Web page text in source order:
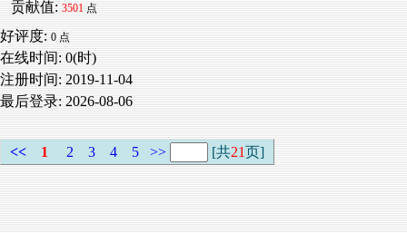
贡献值: 3501 点
好评度: 0 点
在线时间: 0(时)
注册时间: 2019-11-04
最后登录: 2026-08-06
<< 1 2 3 4 5 >> [共21页]